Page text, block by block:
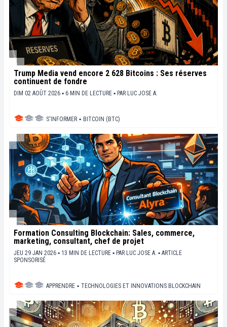
Trump Media vend encore 2 628 Bitcoins : Ses réserves
continuent de fondre
DIM 02 AOÛT 2026 ▪ 6 MIN DE LECTURE ▪ PAR LUC JOSE A.
S'INFORMER ▪ BITCOIN (BTC)
Formation Consulting Blockchain: Sales, commerce,
marketing, consultant, chef de projet
JEU 29 JAN 2026 ▪ 13 MIN DE LECTURE ▪ PAR LUC JOSE A. ▪ ARTICLE
SPONSORISÉ
APPRENDRE ▪ TECHNOLOGIES ET INNOVATIONS BLOCKCHAIN